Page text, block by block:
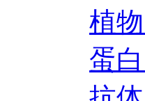
植
蛋